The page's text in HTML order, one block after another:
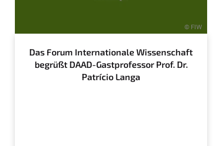
© FIW
Das Forum Internationale Wissenschaft
begrüßt DAAD-Gastprofessor Prof. Dr.
Patrício Langa